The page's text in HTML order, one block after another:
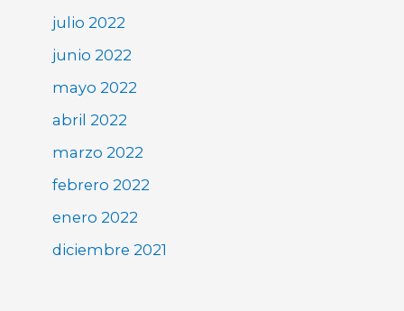
julio 2022
junio 2022
mayo 2022
abril 2022
marzo 2022
febrero 2022
enero 2022
diciembre 2021